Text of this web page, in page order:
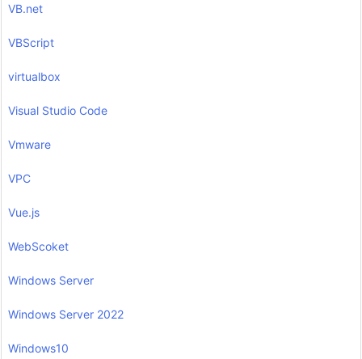
VB.net
VBScript
virtualbox
Visual Studio Code
Vmware
VPC
Vue.js
WebScoket
Windows Server
Windows Server 2022
Windows10